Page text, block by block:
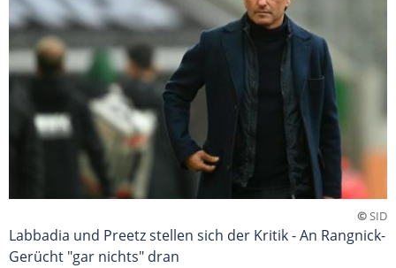
©SID
Labbadia und Preetz stellen sich der Kritik - An Rangnick-
Gerücht "gar nichts" dran